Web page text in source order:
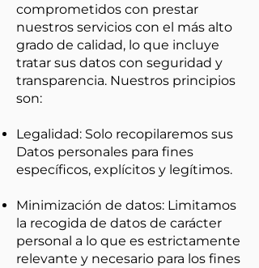
comprometidos con prestar
nuestros servicios con el más alto
grado de calidad, lo que incluye
tratar sus datos con seguridad y
transparencia. Nuestros principios
son:
Legalidad: Solo recopilaremos sus
Datos personales para fines
específicos, explícitos y legítimos.
Minimización de datos: Limitamos
la recogida de datos de carácter
personal a lo que es estrictamente
relevante y necesario para los fines